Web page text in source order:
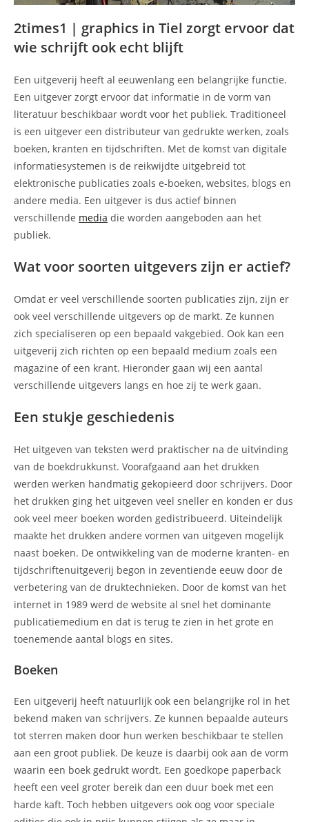
2times1 | graphics in Tiel zorgt ervoor dat
wie schrijft ook echt blijft
Een uitgeverij heeft al eeuwenlang een belangrijke functie.
Een uitgever zorgt ervoor dat informatie in de vorm van
literatuur beschikbaar wordt voor het publiek. Traditioneel
is een uitgever een distributeur van gedrukte werken, zoals
boeken, kranten en tijdschriften. Met de komst van digitale
informatiesystemen is de reikwijdte uitgebreid tot
elektronische publicaties zoals e-boeken, websites, blogs en
andere media. Een uitgever is dus actief binnen
verschillende media die worden aangeboden aan het
publiek.
Wat voor soorten uitgevers zijn er actief?
Omdat er veel verschillende soorten publicaties zijn, zijn er
ook veel verschillende uitgevers op de markt. Ze kunnen
zich specialiseren op een bepaald vakgebied. Ook kan een
uitgeverij zich richten op een bepaald medium zoals een
magazine of een krant. Hieronder gaan wij een aantal
verschillende uitgevers langs en hoe zij te werk gaan.
Een stukje geschiedenis
Het uitgeven van teksten werd praktischer na de uitvinding
van de boekdrukkunst. Voorafgaand aan het drukken
werden werken handmatig gekopieerd door schrijvers. Door
het drukken ging het uitgeven veel sneller en konden er dus
ook veel meer boeken worden gedistribueerd. Uiteindelijk
maakte het drukken andere vormen van uitgeven mogelijk
naast boeken. De ontwikkeling van de moderne kranten- en
tijdschriftenuitgeverij begon in zeventiende eeuw door de
verbetering van de druktechnieken. Door de komst van het
internet in 1989 werd de website al snel het dominante
publicatiemedium en dat is terug te zien in het grote en
toenemende aantal blogs en sites.
Boeken
Een uitgeverij heeft natuurlijk ook een belangrijke rol in het
bekend maken van schrijvers. Ze kunnen bepaalde auteurs
tot sterren maken door hun werken beschikbaar te stellen
aan een groot publiek. De keuze is daarbij ook aan de vorm
waarin een boek gedrukt wordt. Een goedkope paperback
heeft een veel groter bereik dan een duur boek met een
harde kaft. Toch hebben uitgevers ook oog voor speciale